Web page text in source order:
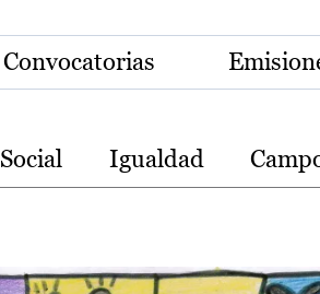
Convocatorias
Social Igualdad